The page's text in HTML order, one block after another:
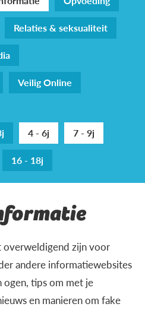
Relaties & seksualiteit
Veilig Online
4 - 6j
7 - 9j
16 - 18j
overweldigend zijn voor
andere informatiewebsites
tips om met je
en manieren om fake